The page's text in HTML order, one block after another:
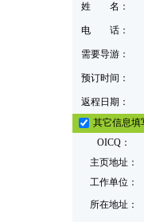
姓 名：
电 话：
需要导游：
预订时间：
返程日期：
其它信息填
OICQ：
主页地址：
工作单位：
所在地址：